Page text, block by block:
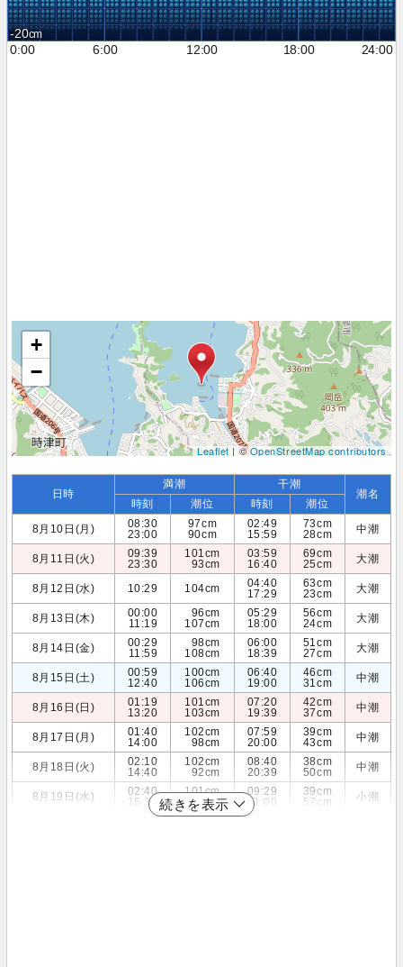
-20
0:00
6:00 12:00 18:00 24:00
+
−
Leaflet| ©OpenStreetMap contributors
日時
満潮 干潮
潮名
時刻 潮位 時刻
潮位
8月10日(月)
08:30
23:00
97cm
90cm
02:49
15:59
73cm
28cm
中潮
8月11日(火)
09:39
23:30
101cm
93cm
03:59
16:40
69cm
25cm
大潮
8月12日(水) 10:29 104cm
04:40
17:29
63cm
23cm
大潮
8月13日(木)
00:00
11:19
96cm
107cm
05:29
18:00
56cm
24cm
大潮
8月14日(金)
00:29
11:59
98cm
108cm
06:00
18:39
51cm
27cm
大潮
8月15日(土)
00:59
12:40
100cm
106cm
06:40
19:00
46cm
31cm
中潮
8月16日(日)
01:19
13:20
101cm
103cm
07:20
19:39
42cm
37cm
中潮
8月17日(月)
01:40
14:00
102cm
98cm
07:59
20:00
39cm
43cm
中潮
8月18日(火)
02:10
14:40
102cm
92cm
08:40
20:39
38cm
50cm
中潮
8月19日(水)
02:40
15:39
101cm
85cm
09:29
21:00
39cm
57cm
小潮
続きを表示